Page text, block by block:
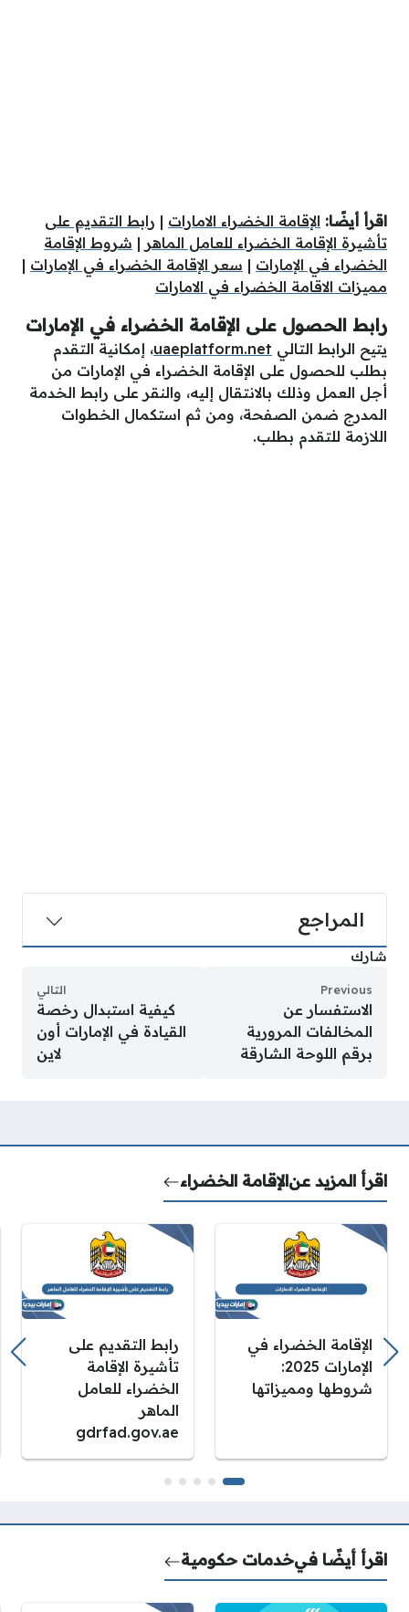
اقرأ أيضًا: الإقامة الخضراء الامارات | رابط التقديم على
تأشيرة الإقامة الخضراء ‏للعامل الماهر | شروط الإقامة
الخضراء في الإمارات | سعر الإقامة الخضراء في الإمارات |
مميزات الاقامة الخضراء في الامارات
رابط الحصول على الإقامة الخضراء في الإمارات
يتيح الرابط التالي uaeplatform.net، إمكانية التقدم
بطلب للحصول على الإقامة الخضراء في الإمارات من
أجل العمل وذلك بالانتقال إليه، والنقر على رابط الخدمة
المدرج ضمن الصفحة، ومن ثم استكمال الخطوات
اللازمة للتقدم بطلب.
المراجع
شارك
Previous
الاستفسار عن
المخالفات المرورية
برقم اللوحة الشارقة
التالي
كيفية استبدال رخصة
القيادة في الإمارات أون
لاين
اقرأ المزيد عنالإقامة الخضراء
الإقامة الخضراء في
الإمارات 2025:
شروطها ومميزاتها
رابط التقديم على
تأشيرة الإقامة
الخضراء ‏للعامل
الماهر
gdrfad.gov.ae
اقرأ أيضًا فيخدمات حكومية